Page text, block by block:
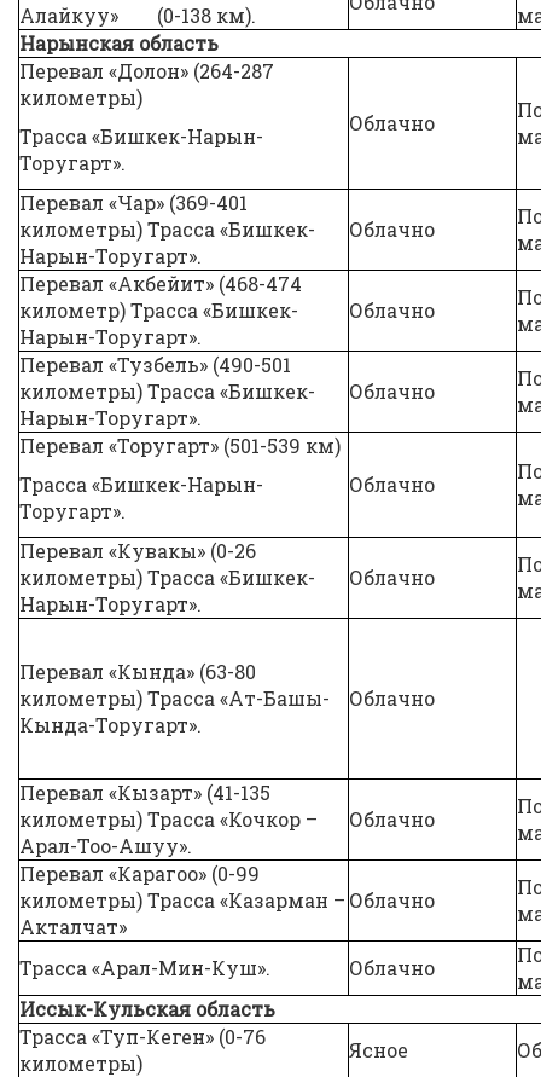
Алайкуу» (0-138 км).
Нарынская область
Перевал «Долон» (264-287
километры)
Трасса «Бишкек-Нарын-
Торугарт».
Облачно
Перевал «Чар» (369-401
километры) Трасса «Бишкек-
Нарын-Торугарт».
Облачно
Перевал «Акбейит» (468-474
километр) Трасса «Бишкек-
Нарын-Торугарт».
Облачно
Перевал «Тузбель» (490-501
километры) Трасса «Бишкек-
Нарын-Торугарт».
Облачно
Перевал «Торугарт» (501-539 км)
Трасса «Бишкек-Нарын-
Торугарт».
Облачно
Перевал «Кувакы» (0-26
километры) Трасса «Бишкек-
Нарын-Торугарт».
Облачно
Перевал «Кында» (63-80
километры) Трасса «Ат-Башы-
Кында-Торугарт».
Облачно
Перевал «Кызарт» (41-135
километры) Трасса «Кочкор –
Арал-Тоо-Ашуу».
Облачно
Перевал «Карагоо» (0-99
километры) Трасса «Казарман –
Акталчат»
Облачно
Трасса «Арал-Мин-Куш». Облачно
Иссык-Кульская область
Трасса «Туп-Кеген» (0-76
километры)
Ясное